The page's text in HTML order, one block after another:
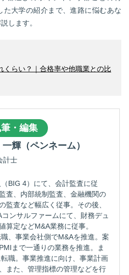
転職お役立ち情報
業界情報
た大学の紹介まで、進路に悩むあな
します。
くらい？｜合格率や他職業との比
・編集
輝（ペンネーム）
計士
BIG 4）にて、会計監査に従
査、内部統制監査、金融機関の
監査など幅広く従事。その後、
ンサルファームにて、財務デュ
算定などM&A業務に従事。
、事業会社側でM&Aを推進。案
まで一通りの業務を推進。ま
職。事業推進に向け、事業計画
また、管理指標の管理などを行